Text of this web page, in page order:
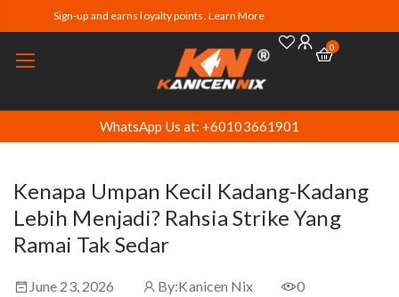
Sign-up and earns loyalty points. Learn More
0
WhatsApp Us at: +60103661901
Kenapa Umpan Kecil Kadang-Kadang
Lebih Menjadi? Rahsia Strike Yang
Ramai Tak Sedar
June 23, 2026 By:Kanicen Nix
0